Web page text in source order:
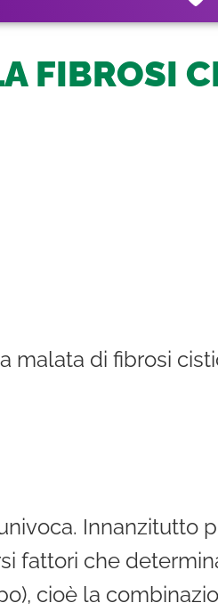
FIBROSI
malata di fibrosi
fattori che
cioè la